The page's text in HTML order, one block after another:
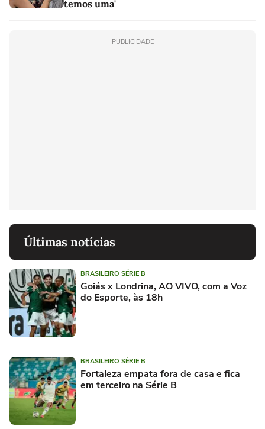
temos uma'
PUBLICIDADE
Últimas notícias
BRASILEIRO SÉRIE B
Goiás x Londrina, AO VIVO, com a Voz
do Esporte, às 18h
BRASILEIRO SÉRIE B
Fortaleza empata fora de casa e fica
em terceiro na Série B